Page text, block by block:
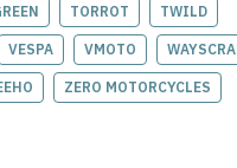
TORROT TWILD
VESPA VMOTO
ZERO MOTORCYCLES